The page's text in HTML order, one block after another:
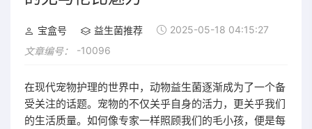
宝盒号 益生菌推荐
2025-05-18 04:15:27
文章编号：
-10096
在现代宠物护理的世界中，动物益生菌逐渐成为了一个备
受关注的话题。宠物的不仅关乎自身的活力，更关乎我们
的生活质量。如何像专家一样照顾我们的毛小孩，便是每